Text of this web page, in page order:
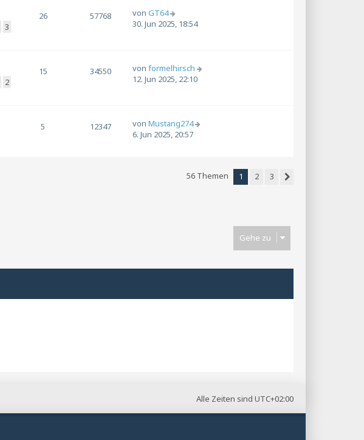
3
26 57768 von GT64
30. Jun 2025, 18:54
2
15 34550 von formelhirsch
12. Jun 2025, 22:10
5 12347 von Mustang274
6. Jun 2025, 20:57
56 Themen 1 2
3
Gehe zu
Alle Zeiten sind UTC+02:00